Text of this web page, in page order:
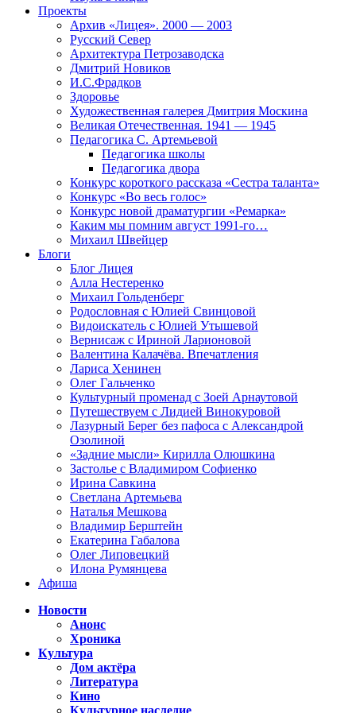
Проекты
Архив «Лицея». 2000 — 2003
Русский Север
Архитектура Петрозаводска
Дмитрий Новиков
И.С.Фрадков
Здоровье
Художественная галерея Дмитрия Москина
Великая Отечественная. 1941 — 1945
Педагогика С. Артемьевой
Педагогика школы
Педагогика двора
Конкурс короткого рассказа «Сестра таланта»
Конкурс «Во весь голос»
Конкурс новой драматургии «Ремарка»
Каким мы помним август 1991-го…
Михаил Швейцер
Блоги
Блог Лицея
Алла Нестеренко
Михаил Гольденберг
Родословная с Юлией Свинцовой
Видоискатель с Юлией Утышевой
Вернисаж с Ириной Ларионовой
Валентина Калачёва. Впечатления
Лариса Хенинен
Олег Гальченко
Культурный променад с Зоей Арнаутовой
Путешествуем с Лидией Винокуровой
Лазурный Берег без пафоса с Александрой
Озолиной
«Задние мысли» Кирилла Олюшкина
Застолье с Владимиром Софиенко
Ирина Савкина
Светлана Артемьева
Наталья Мешкова
Владимир Берштейн
Екатерина Габалова
Олег Липовецкий
Илона Румянцева
Афиша
Новости
Анонс
Хроника
Культура
Дом актёра
Литература
Кино